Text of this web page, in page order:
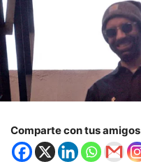
Comparte con tus amigos